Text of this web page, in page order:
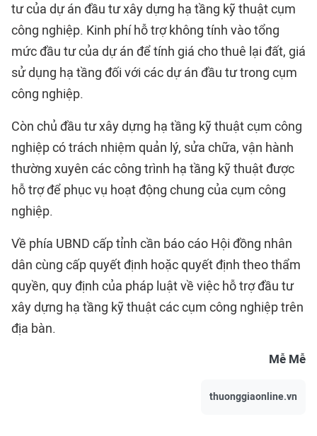
tư của dự án đầu tư xây dựng hạ tầng kỹ thuật cụm
công nghiệp. Kinh phí hỗ trợ không tính vào tổng
mức đầu tư của dự án để tính giá cho thuê lại đất, giá
sử dụng hạ tầng đối với các dự án đầu tư trong cụm
công nghiệp.
Còn chủ đầu tư xây dựng hạ tầng kỹ thuật cụm công
nghiệp có trách nhiệm quản lý, sửa chữa, vận hành
thường xuyên các công trình hạ tầng kỹ thuật được
hỗ trợ để phục vụ hoạt động chung của cụm công
nghiệp.
Về phía UBND cấp tỉnh cần báo cáo Hội đồng nhân
dân cùng cấp quyết định hoặc quyết định theo thẩm
quyền, quy định của pháp luật về việc hỗ trợ đầu tư
xây dựng hạ tầng kỹ thuật các cụm công nghiệp trên
địa bàn.
Mễ Mễ
thuonggiaonline.vn